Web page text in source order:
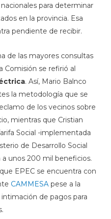
para determinar
en la provincia. Esa
pendiente de recibir.
de las mayores consultas
Comisión se refirió al
. Así, Mario Balnco
la metodología que se
de los vecinos sobre
mientras que Cristian
Social -implementada
de Desarrollo Social
a unos 200 mil beneficios.
EPEC se encuentra con
CAMMESApese a la
de pagos para